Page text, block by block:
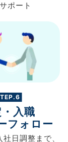
ポート
入職
フォロー
社日調整まで、